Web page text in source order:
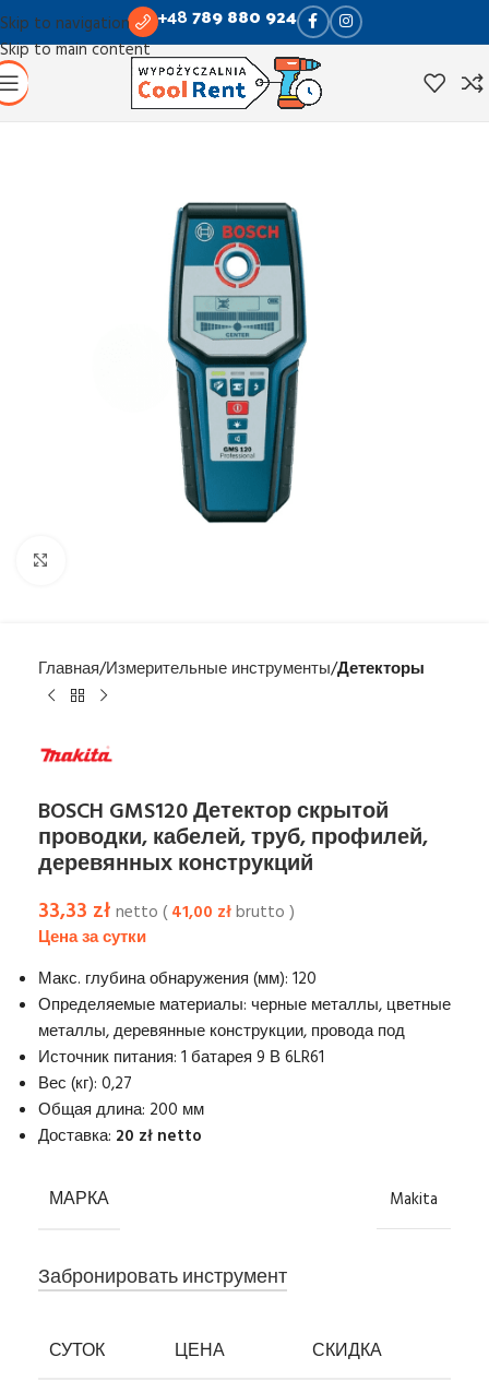
Skip to navigation
Skip to main content
+48789 880 924
Главная Измерительные инструменты Детекторы
BOSCH GMS120 Детектор скрытой
проводки, кабелей, труб, профилей,
деревянных конструкций
33,33 zł netto (41,00 złbrutto )
Макс. глубина обнаружения (мм): 120
Определяемые материалы: черные металлы, цветные
металлы, деревянные конструкции, провода под
Источник питания: 1 батарея 9 В 6LR61
Вес (кг): 0,27
Общая длина: 200 мм
Доставка: 20 zł netto
МАРКА Makita
Забронировать инструмент
СУТОК ЦЕНА СКИДКА